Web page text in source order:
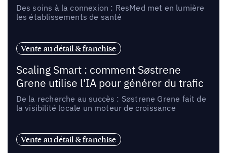
Des soins à la connexion : ResMed met en lumière
les établissements de santé
Vente au détail & franchise
Scaling Smart : comment Søstrene
Grene utilise l'IA pour générer du trafic
De la recherche au succès : Søstrene Grene fait de
la visibilité locale un moteur de croissance
Vente au détail & franchise